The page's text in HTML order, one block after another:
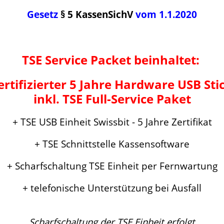
Gesetz § 5 KassenSichVvom 1.1.2020
TSE Service Packet beinhaltet:
5 Jahre Hardware USB
inkl. TSE Full-Service Paket
+ TSE USB Einheit Swissbit - 5 Jahre Zertifikat
+ TSE Schnittstelle Kassensoftware
+ Scharfschaltung TSE Einheit per Fernwartung
+ telefonische Unterstützung bei Ausfall